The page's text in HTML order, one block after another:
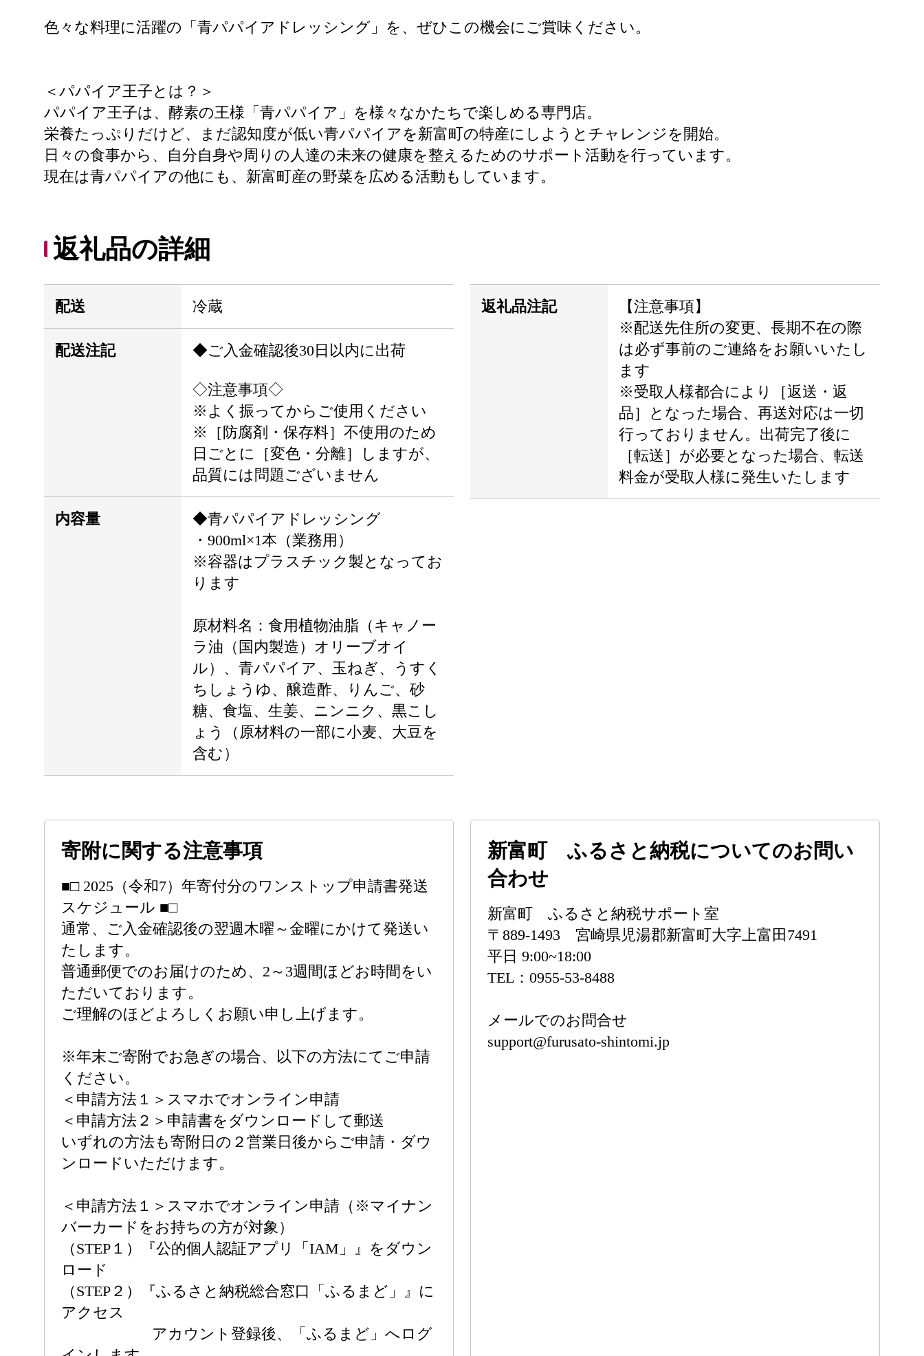
色々な料理に活躍の「青パパイアドレッシング」を、ぜひこの機会にご賞味ください。
＜パパイア王子とは？＞
パパイア王子は、酵素の王様「青パパイア」を様々なかたちで楽しめる専門店。
栄養たっぷりだけど、まだ認知度が低い青パパイアを新富町の特産にしようとチャレンジを開始。
日々の食事から、自分自身や周りの人達の未来の健康を整えるためのサポート活動を行っています。
現在は青パパイアの他にも、新富町産の野菜を広める活動もしています。
返礼品の詳細
配送 冷蔵
配送注記 ◆ご入金確認後30日以内に出荷
◇注意事項◇
※よく振ってからご使用ください
※［防腐剤・保存料］不使用のため
日ごとに［変色・分離］しますが、
品質には問題ございません
内容量
◆青パパイアドレッシング
・900ml×1本（業務用）
※容器はプラスチック製となってお
ります
原材料名：食用植物油脂（キャノー
ラ油（国内製造）オリーブオイ
ル）、青パパイア、玉ねぎ、うすく
ちしょうゆ、醸造酢、りんご、砂
糖、食塩、生姜、ニンニク、黒こし
ょう（原材料の一部に小麦、大豆を
含む）
返礼品注記
【注意事項】
※配送先住所の変更、長期不在の際
は必ず事前のご連絡をお願いいたし
ます
※受取人様都合により［返送・返
品］となった場合、再送対応は一切
行っておりません。出荷完了後に
［転送］が必要となった場合、転送
料金が受取人様に発生いたします
寄附に関する注意事項
■□ 2025（令和7）年寄付分のワンストップ申請書発送
スケジュール ■□
通常、ご入金確認後の翌週木曜～金曜にかけて発送い
たします。
普通郵便でのお届けのため、2～3週間ほどお時間をい
ただいております。
ご理解のほどよろしくお願い申し上げます。
※年末ご寄附でお急ぎの場合、以下の方法にてご申請
ください。
＜申請方法１＞スマホでオンライン申請
＜申請方法２＞申請書をダウンロードして郵送
いずれの方法も寄附日の２営業日後からご申請・ダウ
ンロードいただけます。
＜申請方法１＞スマホでオンライン申請（※マイナン
バーカードをお持ちの方が対象）
（STEP１）『公的個人認証アプリ「IAM」』をダウン
ロード
（STEP２）『ふるさと納税総合窓口「ふるまど」』に
アクセス
アカウント登録後、「ふるまど」へログ
新富町 ふるさと納税についてのお問い
合わせ
新富町 ふるさと納税サポート室
〒889-1493 宮崎県児湯郡新富町大字上富田7491
平日 9:00~18:00
TEL：0955-53-8488
メールでのお問合せ
support@furusato-shintomi.jp